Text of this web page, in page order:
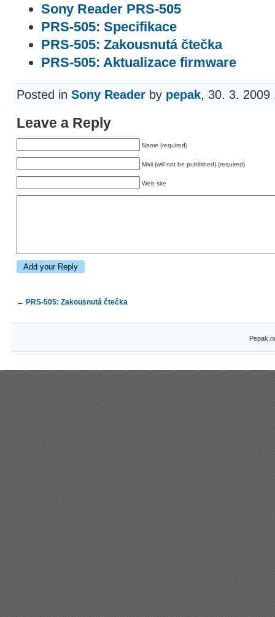
Sony Reader PRS-505
PRS-505: Specifikace
PRS-505: Zakousnutá čtečka
PRS-505: Aktualizace firmware
Posted in Sony Reader by pepak, 30. 3. 2009
Leave a Reply
Name (required)
Mail (will not be published) (required)
Web site
← PRS-505: Zakousnutá čtečka